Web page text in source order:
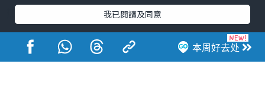
本周好去处
热门标签
#UGO揾好去处 #人气活动推介 #美食社群热话
#亲子玩乐好去处
#ULifestyle应用程式
#限时抢
#UJetso礼物放送
#ULifestyle商户中心 #著数 #网络热话
我已閱讀及同意